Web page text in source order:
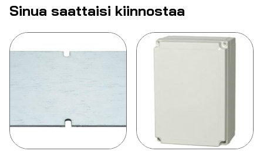
Sinua saattaisi kiinnostaa